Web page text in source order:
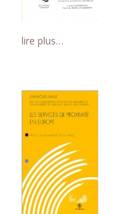
lire plus…